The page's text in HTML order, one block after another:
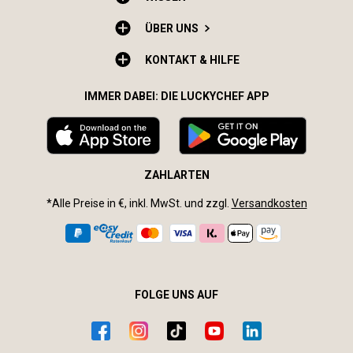
ÜBER UNS
KONTAKT & HILFE
IMMER DABEI: DIE LUCKYCHEF APP
ZAHLARTEN
*Alle Preise in €, inkl. MwSt. und zzgl. Versandkosten
FOLGE UNS AUF